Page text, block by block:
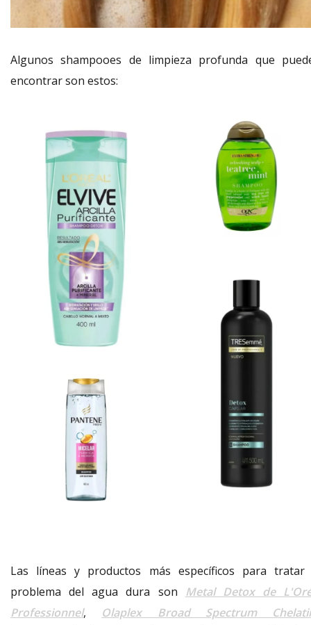
Algunos shampooes de limpieza profunda que
encontrar son estos:
Las líneas y productos más específicos para tratar
problema del agua dura son
Metal Detox de
Professionnel, Olaplex Broad Spectrum